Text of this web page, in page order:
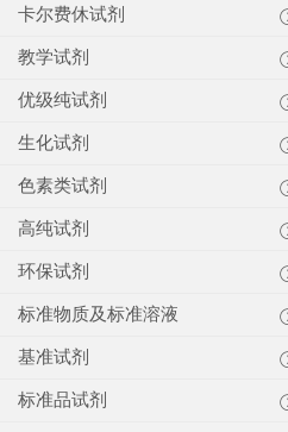
卡尔费休试剂
教学试剂
优级纯试剂
生化试剂
色素类试剂
高纯试剂
环保试剂
标准物质及标准溶液
基准试剂
标准品试剂